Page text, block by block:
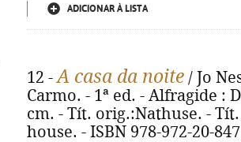
ADICIONAR À LISTA
12 -A casa da noite / Jo
Carmo. - 1ª ed. - Alfragide :
cm. - Tít. orig.:Nathuse. -
house. - ISBN 978-972-20-